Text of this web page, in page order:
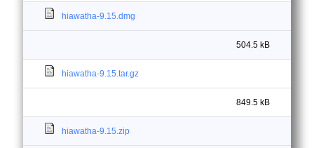
hiawatha-9.15.dmg
504.5 kB
hiawatha-9.15.tar.gz
849.5 kB
hiawatha-9.15.zip